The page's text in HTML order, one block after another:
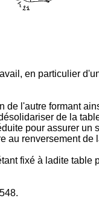
en particulier
l'autre formant
de la
pour assurer un
au renversement de
fixé à ladite table